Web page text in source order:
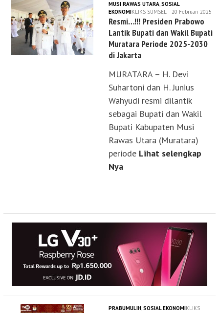
MUSI RAWAS UTARA,SOSIAL
EKONOMIKLIKS SUMSEL 20 Februari 2025
Resmi…!!! Presiden Prabowo
Lantik Bupati dan Wakil Bupati
Muratara Periode 2025-2030
di Jakarta
MURATARA – H. Devi
Suhartoni dan H. Junius
Wahyudi resmi dilantik
sebagai Bupati dan Wakil
Bupati Kabupaten Musi
Rawas Utara (Muratara)
periode Lihat selengkap
Nya
PRABUMULIH,SOSIAL EKONOMIKLIKS